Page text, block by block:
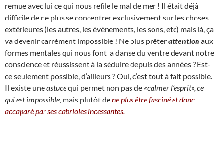
remue avec lui ce qui nous refile le mal de mer ! Il était déjà
difficile de ne plus se concentrer exclusivement sur les choses
extérieures (les autres, les évènements, les sons, etc) mais là, ça
va devenir carrément impossible ! Ne plus prêterattention aux
formes mentales qui nous font la danse du ventre devant notre
conscience et réussissent à la séduire depuis des années ? Est-
ce seulement possible, d’ailleurs ? Oui, c’est tout à fait possible.
Il existe uneastucequi permet non pas de «calmer l’esprit», ce
qui est impossible, mais plutôt dene plus être fasciné et donc
accaparé par ses cabrioles incessantes.